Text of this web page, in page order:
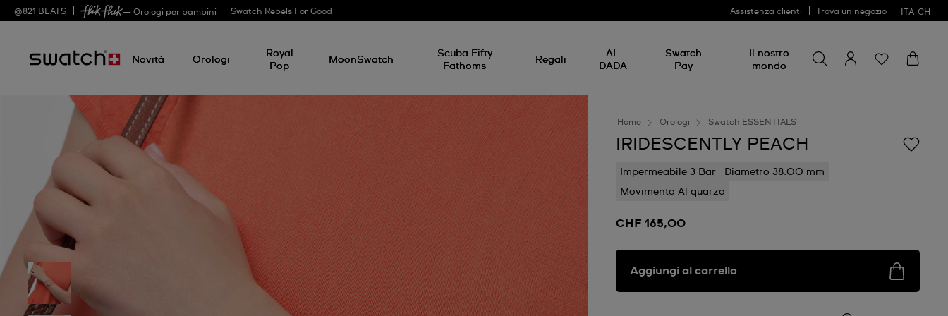
@821 BEATS — Orologi per bambini Swatch Rebels For Good Assistenza clienti Trova un negozio ITA CH
Novità Orologi
Royal
Pop
MoonSwatch
Scuba Fifty
Fathoms
Regali
AI-
DADA
Swatch
Pay
Il nostro
mondo
Home Orologi Swatch ESSENTIALS
IRIDESCENTLY PEACH
Impermeabile 3 Bar
Diametro 38.00 mm
Movimento Al quarzo
CHF 165,00
Aggiungi al carrello